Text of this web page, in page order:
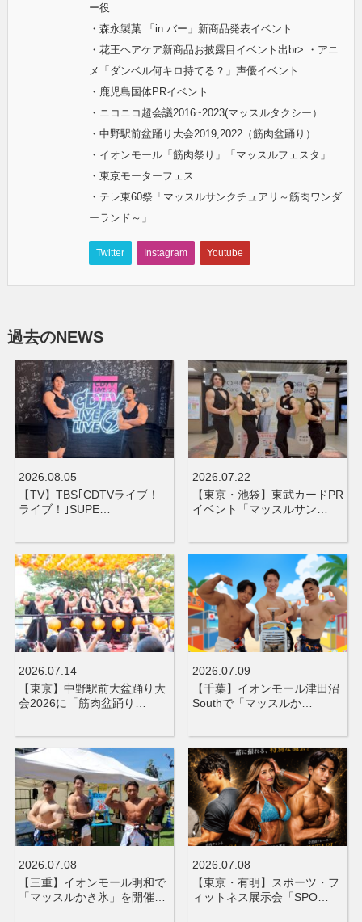
ー役
・森永製菓 「in バー」新商品発表イベント
・花王ヘアケア新商品お披露目イベント出br> ・アニ
メ「ダンベル何キロ持てる？」声優イベント
・鹿児島国体PRイベント
・ニコニコ超会議2016~2023(マッスルタクシー）
・中野駅前盆踊り大会2019,2022（筋肉盆踊り）
・イオンモール「筋肉祭り」「マッスルフェスタ」
・東京モーターフェス
・テレ東60祭「マッスルサンクチュアリ～筋肉ワンダ
ーランド～」
Twitter Instagram Youtube
過去のNEWS
2026.08.05
【TV】TBS｢CDTVライブ！
ライブ！｣SUPE…
2026.07.22
【東京・池袋】東武カードPR
イベント「マッスルサン…
2026.07.14
【東京】中野駅前大盆踊り大
会2026に「筋肉盆踊り…
2026.07.09
【千葉】イオンモール津田沼
Southで「マッスルか…
2026.07.08
【三重】イオンモール明和で
「マッスルかき氷」を開催…
2026.07.08
【東京・有明】スポーツ・フ
ィットネス展示会「SPO…